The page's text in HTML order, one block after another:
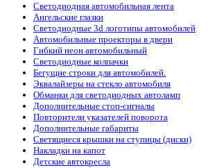
Светодиодная автомобильная лента
Ангельские глазки
Светодиодные 3d логотипы автомобилей
Автомобильные проекторы в двери
Гибкий неон автомобильный
Светодиодные колпачки
Бегущие строки для автомобилей.
Эквалайзеры на стекло автомобиля
Обманки для светодиодных автоламп
Дополнительные стоп-сигналы
Повторители указателей поворота
Дополнительные габариты
Светящиеся крышки на ступицы (диски)
Накладки на капот
Детские автокресла